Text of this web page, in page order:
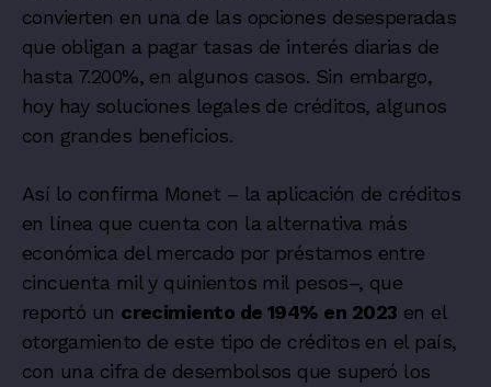
convierten en una de las opciones desesperadas
que obligan a pagar tasas de interés diarias de
hasta 7.200%, en algunos casos. Sin embargo,
hoy hay soluciones legales de créditos, algunos
con grandes beneficios.
Así lo confirma Monet – la aplicación de créditos
en línea que cuenta con la alternativa más
económica del mercado por préstamos entre
cincuenta mil y quinientos mil pesos–, que
reportó un crecimiento de 194% en 2023 en el
otorgamiento de este tipo de créditos en el país,
con una cifra de desembolsos que superó los